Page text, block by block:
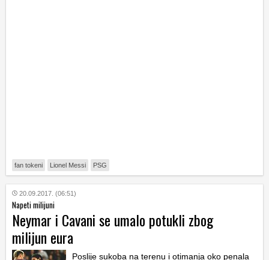
fan tokeni Lionel Messi PSG
20.09.2017. (06:51)
Napeti milijuni
Neymar i Cavani se umalo potukli zbog
milijun eura
Poslije sukoba na terenu i otimanja oko penala